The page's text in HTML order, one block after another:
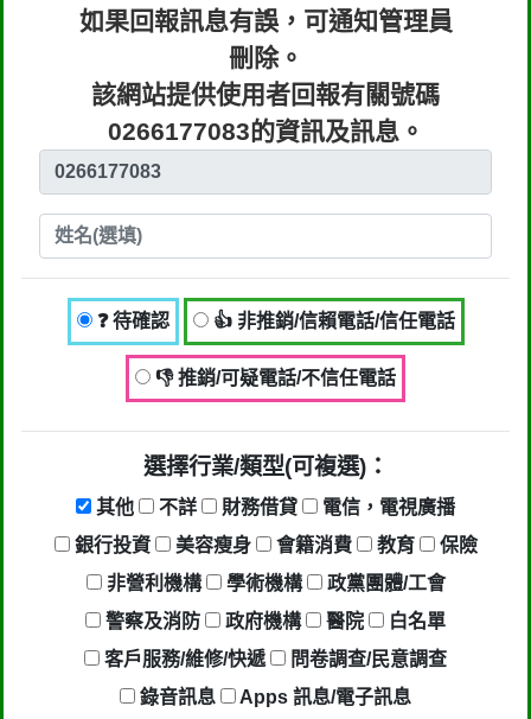
如果回報訊息有誤，可通知管理員
刪除。
該網站提供使用者回報有關號碼
0266177083的資訊及訊息。
❓ 待確認 👍 非推銷/信賴電話/信任電話
👎 推銷/可疑電話/不信任電話
選擇行業/類型(可複選)：
其他 不詳 財務借貸
電信，電視廣播
銀行投資
美容瘦身 會籍消費 教育
保險
非營利機構
學術機構
政黨團體/工會
警察及消防
政府機構 醫院
白名單
客戶服務/維修/快遞
問卷調查/民意調查
錄音訊息
Apps 訊息/電子訊息